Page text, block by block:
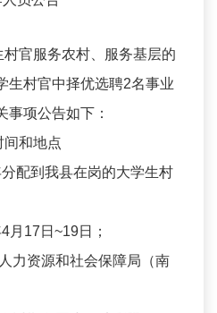
官服务农村、服务基层的
生村官中择优选聘2名事业
事项公告如下：
间和地点
配到我县在岗的大学生村
月17日~19日；
力资源和社会保障局（南